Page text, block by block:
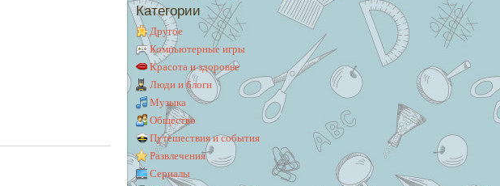
Категории
Другое
Компьютерные игры
Красота и здоровье
Люди и блоги
Музыка
Общество
Путешествия и события
Развлечения
Сериалы